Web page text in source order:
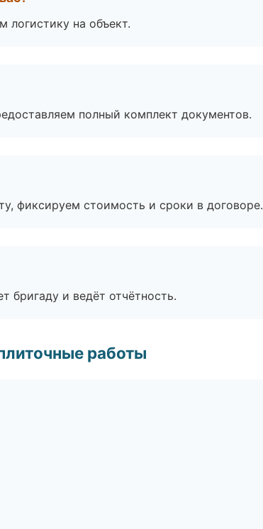
на объект.
полный комплект документов.
фиксируем стоимость и сроки в договоре.
бригаду и ведёт отчётность.
работы